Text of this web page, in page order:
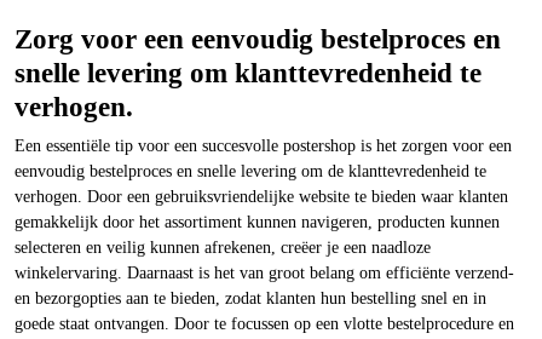
Zorg voor een eenvoudig bestelproces en
snelle levering om klanttevredenheid te
verhogen.
Een essentiële tip voor een succesvolle postershop is het zorgen voor een
eenvoudig bestelproces en snelle levering om de klanttevredenheid te
verhogen. Door een gebruiksvriendelijke website te bieden waar klanten
gemakkelijk door het assortiment kunnen navigeren, producten kunnen
selecteren en veilig kunnen afrekenen, creëer je een naadloze
winkelervaring. Daarnaast is het van groot belang om efficiënte verzend-
en bezorgopties aan te bieden, zodat klanten hun bestelling snel en in
goede staat ontvangen. Door te focussen op een vlotte bestelprocedure en